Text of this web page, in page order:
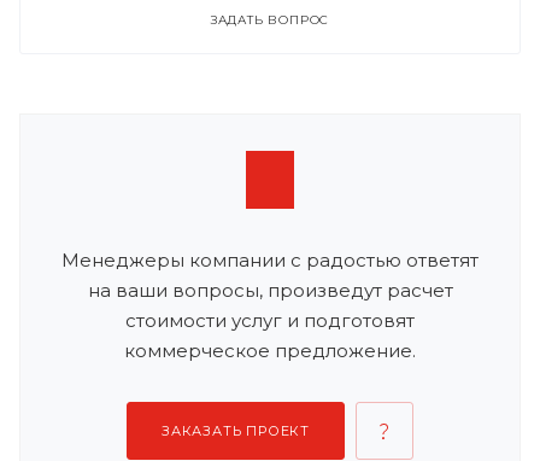
ЗАДАТЬ ВОПРОС
Менеджеры компании с радостью ответят
на ваши вопросы, произведут расчет
стоимости услуг и подготовят
коммерческое предложение.
ЗАКАЗАТЬ ПРОЕКТ